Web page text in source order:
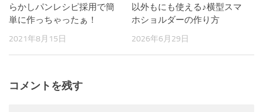
らかしパンレシピ採用で簡
単に作っちゃったぁ！
2021年8月15日
以外もにも使える♪横型スマ
ホショルダーの作り方
2026年6月29日
コメントを残す